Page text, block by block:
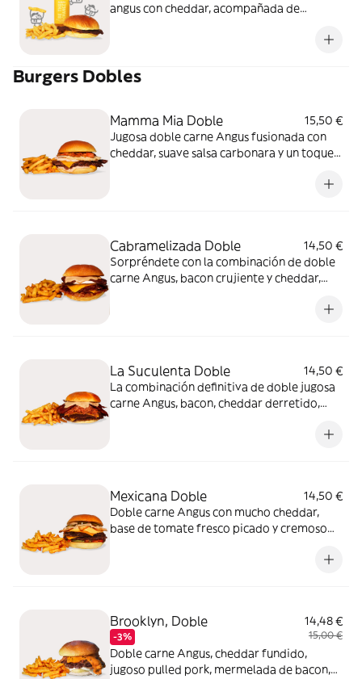
angus con cheddar, acompañada de
Burgers Dobles
Mamma Mia Doble
15,50 €
Jugosa doble carne Angus fusionada con
cheddar, suave salsa carbonara y un toque
crujiente de parmesano corona esta burger
Cabramelizada Doble
14,50 €
Sorpréndete con la combinación de doble
carne Angus, bacon crujiente y cheddar,
La Suculenta Doble
14,50 €
La combinación definitiva de doble jugosa
carne Angus, bacon, cheddar derretido,
pork marinado en nuestra salsa BBQ. Cada
Mexicana Doble
14,50 €
Doble carne Angus con mucho cheddar,
base de tomate fresco picado y cremoso
jalapeños, el crujido de los nachos y salsa
Brooklyn, Doble
-3%
14,48 €
15,00 €
Doble carne Angus, cheddar fundido,
jugoso pulled pork, mermelada de bacon,